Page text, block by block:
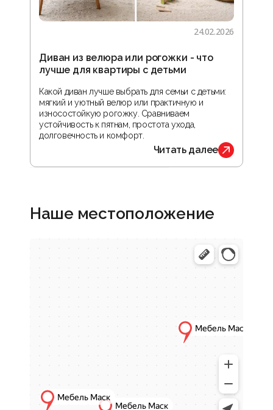
24.02.2026
Диван из велюра или рогожки - что
лучше для квартиры с детьми
Какой диван лучше выбрать для семьи с детьми:
мягкий и уютный велюр или практичную и
износостойкую рогожку. Сравниваем
устойчивость к пятнам, простота ухода,
долговечность и комфорт.
Читать далее
Наше местоположение